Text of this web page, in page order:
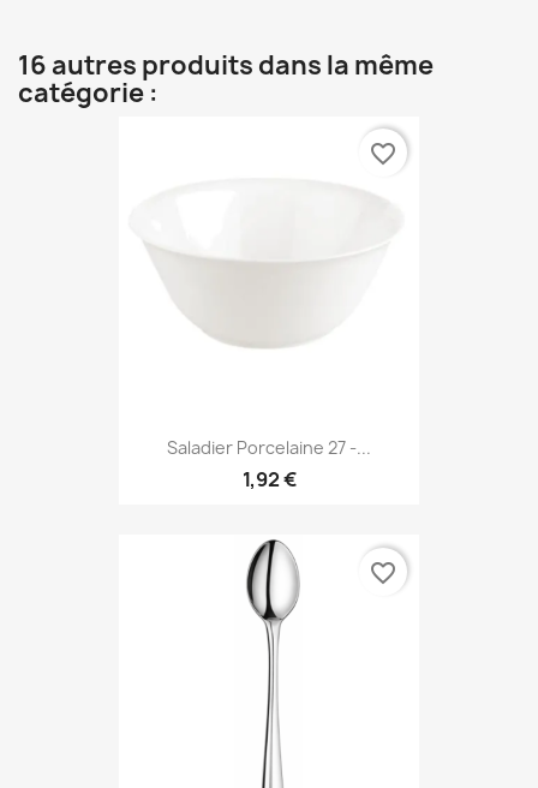
16 autres produits dans la même
catégorie :
Saladier Porcelaine 27 -...
1,92 €
favorite_border
favorite_border